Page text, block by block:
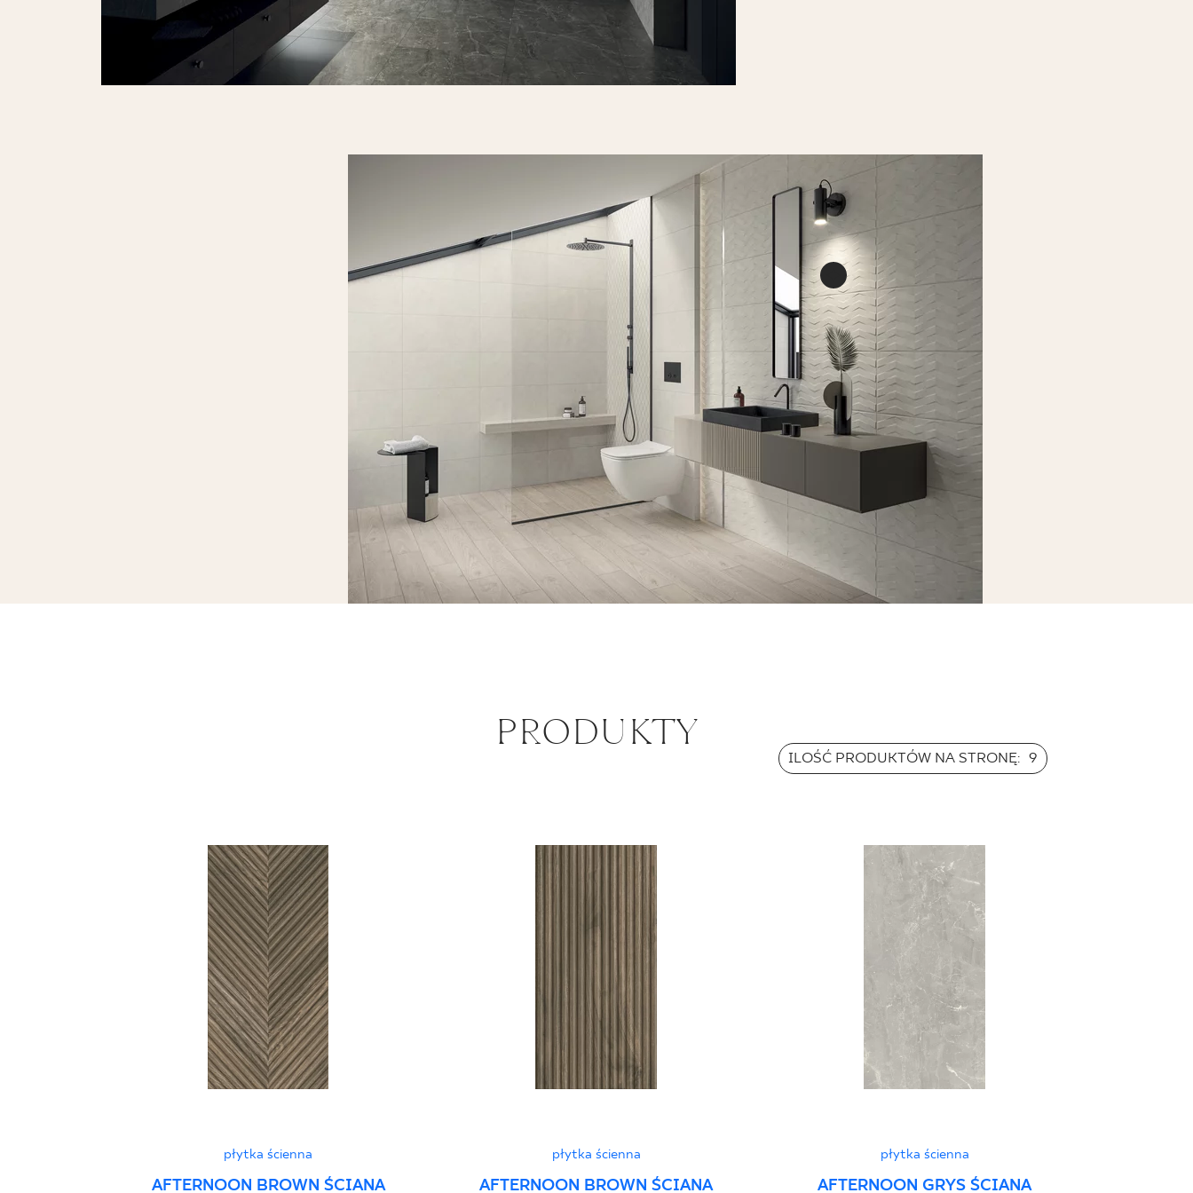
ściana b struktura
rekt.
PŁYTKA ŚCIENNA
59,8 X 29,8 CM
NEW
Afternoon brown
ściana a struktura
ściana rekt. połysk
Afternoon silver
ściana struktura rekt.
PŁYTKA ŚCIENNA
PRODUKTY
ILOŚĆ PRODUKTÓW NA STRONĘ: 9
płytka ścienna
AFTERNOON BROWN ŚCIANA
płytka ścienna
AFTERNOON BROWN ŚCIANA
płytka ścienna
AFTERNOON GRYS ŚCIANA